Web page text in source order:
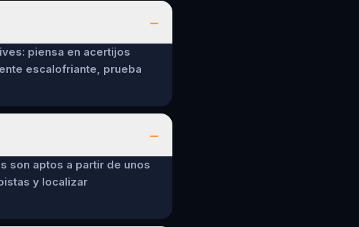
–
piensa en acertijos
escalofriante, prueba
–
son aptos a partir de unos
y localizar